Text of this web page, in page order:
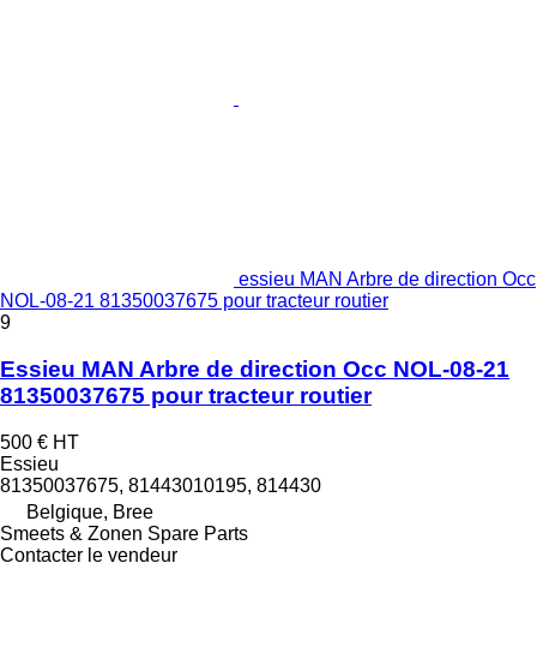
essieu MAN Arbre de direction Occ
NOL-08-21 81350037675 pour tracteur routier
9
Essieu MAN Arbre de direction Occ NOL-08-21
81350037675 pour tracteur routier
500 € HT
Essieu
81350037675, 81443010195, 814430
Belgique, Bree
Smeets & Zonen Spare Parts
Contacter le vendeur